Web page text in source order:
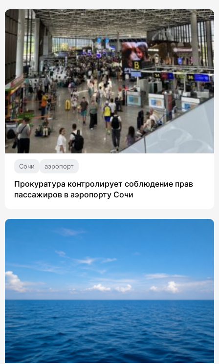
Сочи аэропорт
Прокуратура контролирует соблюдение прав
пассажиров в аэропорту Сочи